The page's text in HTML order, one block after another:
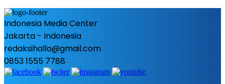
Indonesia Media Center
Jakarta - Indonesia
redaksihallo@gmail.com
0853 1555 7788